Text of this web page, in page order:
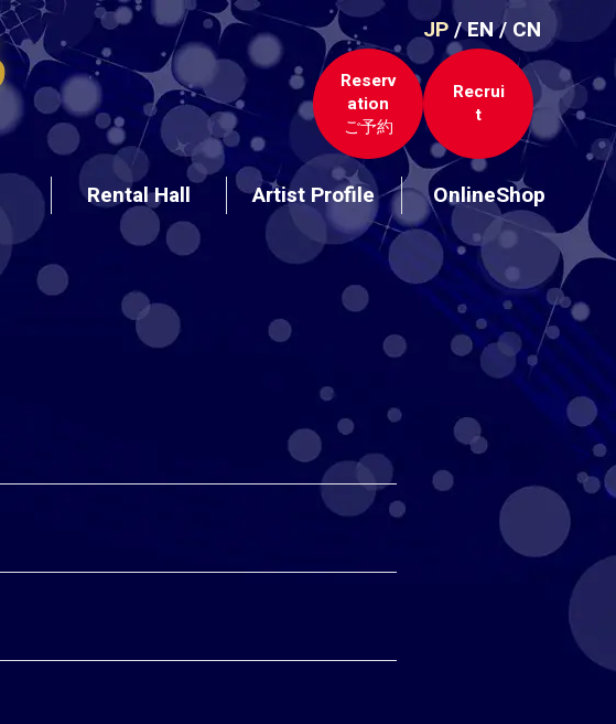
JP/EN/ CN
Reserv
ation
ご予約
Recrui
t
Rental Hall Artist Profile OnlineShop